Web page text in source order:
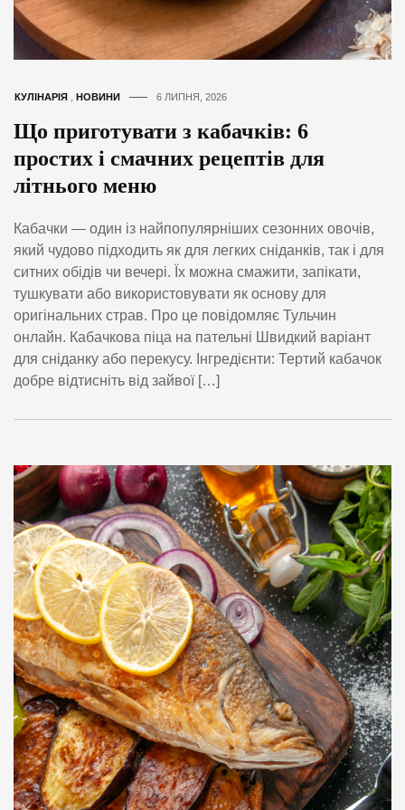
КУЛІНАРІЯ НОВИНИ 6 ЛИПНЯ, 2026
Що приготувати з кабачків: 6
простих і смачних рецептів для
літнього меню
Кабачки — один із найпопулярніших сезонних овочів,
який чудово підходить як для легких сніданків, так і для
ситних обідів чи вечері. Їх можна смажити, запікати,
тушкувати або використовувати як основу для
оригінальних страв. Про це повідомляє Тульчин
онлайн. Кабачкова піца на пательні Швидкий варіант
для сніданку або перекусу. Інгредієнти: Тертий кабачок
добре відтисніть від зайвої […]